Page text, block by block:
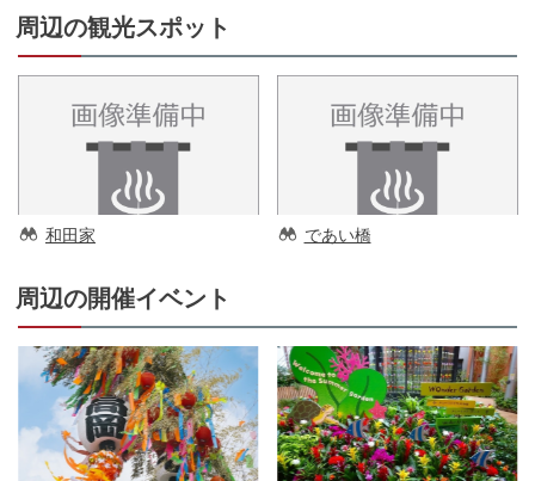
周辺の観光スポット
和田家 であい橋
周辺の開催イベント